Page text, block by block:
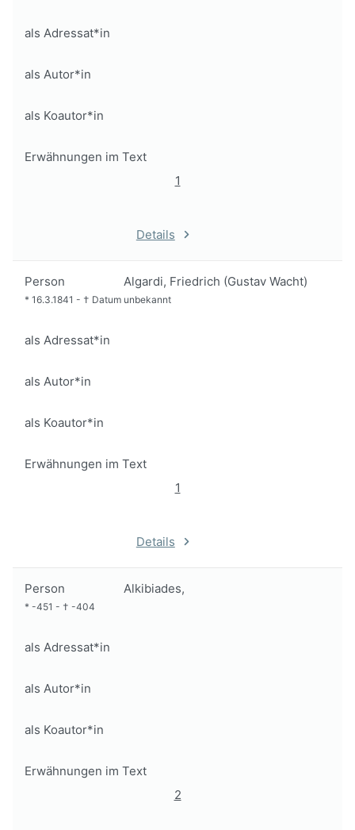
als Adressat*in
als Autor*in
als Koautor*in
Erwähnungen im Text
1
Details
Person Algardi, Friedrich (Gustav Wacht)
* 16.3.1841 - † Datum unbekannt
als Adressat*in
als Autor*in
als Koautor*in
Erwähnungen im Text
1
Details
Person Alkibiades,
* -451 - † -404
als Adressat*in
als Autor*in
als Koautor*in
Erwähnungen im Text
2